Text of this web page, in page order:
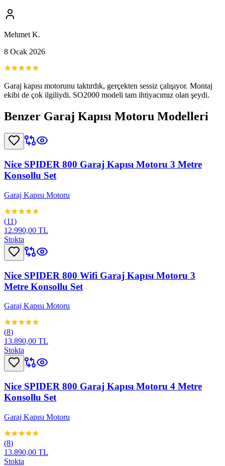
Mehmet K.
8 Ocak 2026
Garaj kapısı motorunu taktırdık, gerçekten sessiz çalışıyor. Montaj
ekibi de çok ilgiliydi. SO2000 modeli tam ihtiyacımız olan şeydi.
Benzer Garaj Kapısı Motoru Modelleri
Nice SPIDER 800 Garaj Kapısı Motoru 3 Metre
Konsollu Set
Garaj Kapısı Motoru
(11)
12.990,00 TL
Stokta
Nice SPIDER 800 Wifi Garaj Kapısı Motoru 3
Metre Konsollu Set
Garaj Kapısı Motoru
(8)
13.890,00 TL
Stokta
Nice SPIDER 800 Garaj Kapısı Motoru 4 Metre
Konsollu Set
Garaj Kapısı Motoru
(8)
13.890,00 TL
Stokta